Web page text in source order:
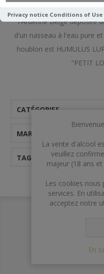
Privacy notice Conditions of Use
ferme du 19ème siècle
l'Ardenne Belge déposée
d'un ruisseau à l'eau pure
houblon est HUMULUS
"PETIT
CATÉGORIES
MARQUES
TAGS FRÉQUENTS
La vente d'alcool
veuillez
majeur (18 ans
Les cookies
services. En
acceptez notre
En